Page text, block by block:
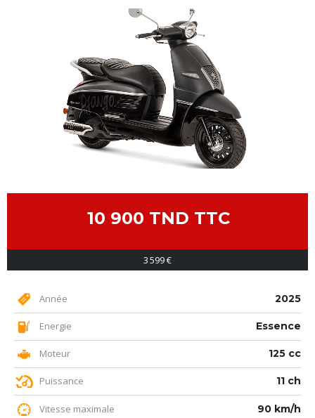
10 900 TND TTC
3 599 €
Année 2025
Energie Essence
Moteur 125 cc
Puissance 11 ch
Vitesse maximale 90 km/h